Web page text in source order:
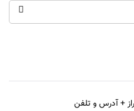
+ آدرس و تلفن